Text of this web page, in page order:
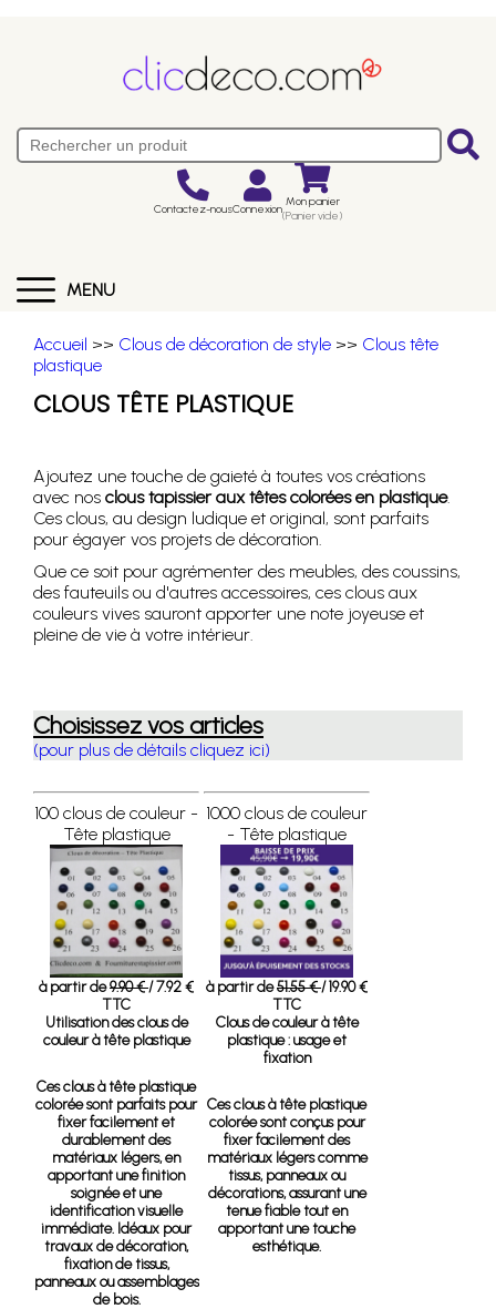
Contactez-nousConnexion Mon panier
(Panier vide)
MENU
Accueil >> Clous de décoration de style >> Clous tête
plastique
CLOUS TÊTE PLASTIQUE
Ajoutez une touche de gaieté à toutes vos créations
avec nos clous tapissier aux têtes colorées en plastique.
Ces clous, au design ludique et original, sont parfaits
pour égayer vos projets de décoration.
Que ce soit pour agrémenter des meubles, des coussins,
des fauteuils ou d'autres accessoires, ces clous aux
couleurs vives sauront apporter une note joyeuse et
pleine de vie à votre intérieur.
Choisissez vos articles
(pour plus de détails cliquez ici)
100 clous de couleur -
Tête plastique
à partir de9.90 €/ 7.92 €
TTC
Utilisation des clous de
couleur à tête plastique
Ces clous à tête plastique
colorée sont parfaits pour
fixer facilement et
durablement des
matériaux légers, en
apportant une finition
soignée et une
identification visuelle
immédiate. Idéaux pour
travaux de décoration,
fixation de tissus,
panneaux ou assemblages
de bois.
1000 clous de couleur
- Tête plastique
à partir de51.55 €/ 19.90 €
TTC
Clous de couleur à tête
plastique : usage et
fixation
Ces clous à tête plastique
colorée sont conçus pour
fixer facilement des
matériaux légers comme
tissus, panneaux ou
décorations, assurant une
tenue fiable tout en
apportant une touche
esthétique.